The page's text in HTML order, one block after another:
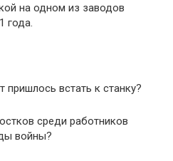
на одном из заводов
года.
встать к станку?
среди работников
войны?